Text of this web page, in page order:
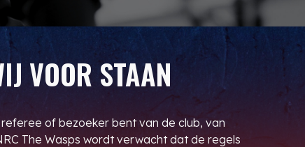
VOOR STAAN
of bezoeker bent van de club, van
The Wasps wordt verwacht dat de regels